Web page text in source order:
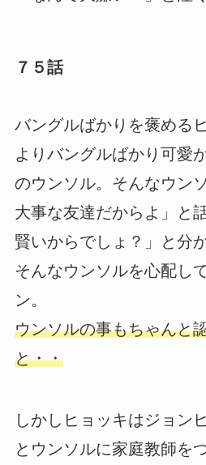
７５話
バングルばかりを褒める
よりバングルばかり可愛
のウンソル。そんなウン
大事な友達だからよ」と
賢いからでしょ？」と分
そんなウンソルを心配し
ン。
ウンソルの事もちゃんと
と・・
しかしヒョッキはジョン
とウンソルに家庭教師を